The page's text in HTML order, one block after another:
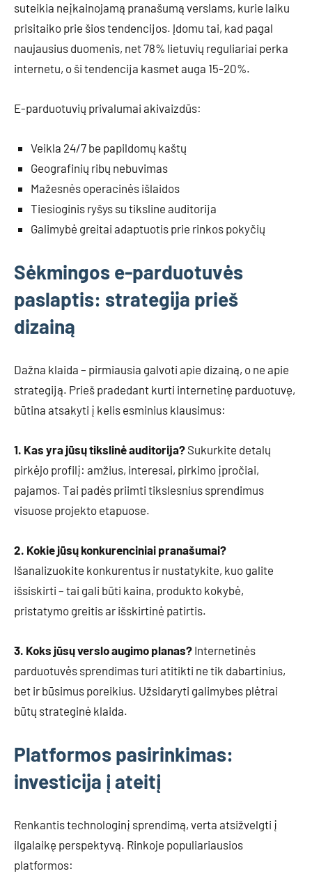
suteikia neįkainojamą pranašumą verslams, kurie laiku
prisitaiko prie šios tendencijos. Įdomu tai, kad pagal
naujausius duomenis, net 78% lietuvių reguliariai perka
internetu, o ši tendencija kasmet auga 15-20%.
E-parduotuvių privalumai akivaizdūs:
Veikla 24/7 be papildomų kaštų
Geografinių ribų nebuvimas
Mažesnės operacinės išlaidos
Tiesioginis ryšys su tiksline auditorija
Galimybė greitai adaptuotis prie rinkos pokyčių
Sėkmingos e-parduotuvės
paslaptis: strategija prieš
dizainą
Dažna klaida – pirmiausia galvoti apie dizainą, o ne apie
strategiją. Prieš pradedant kurti internetinę parduotuvę,
būtina atsakyti į kelis esminius klausimus:
1. Kas yra jūsų tikslinė auditorija? Sukurkite detalų
pirkėjo profilį: amžius, interesai, pirkimo įpročiai,
pajamos. Tai padės priimti tikslesnius sprendimus
visuose projekto etapuose.
2. Kokie jūsų konkurenciniai pranašumai?
Išanalizuokite konkurentus ir nustatykite, kuo galite
išsiskirti – tai gali būti kaina, produkto kokybė,
pristatymo greitis ar išskirtinė patirtis.
3. Koks jūsų verslo augimo planas? Internetinės
parduotuvės sprendimas turi atitikti ne tik dabartinius,
bet ir būsimus poreikius. Užsidaryti galimybes plėtrai
būtų strateginė klaida.
Platformos pasirinkimas:
investicija į ateitį
Renkantis technologinį sprendimą, verta atsižvelgti į
ilgalaikę perspektyvą. Rinkoje populiariausios
platformos: